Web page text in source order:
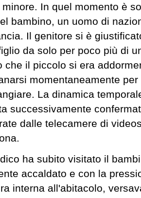
In quel momento è
bambino, un uomo di
Il genitore si è
da solo per poco più di
che il piccolo si era
momentaneamente
La dinamica
successivamente
dalle telecamere di
ha subito visitato il
accaldato e con la
interna all'abitacolo,